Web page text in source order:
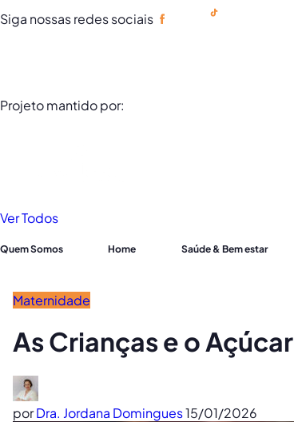
Siga nossas redes sociais
Projeto mantido por:
Ver Todos
Quem Somos Home Saúde & Bem estar
Maternidade
As Crianças e o Açúcar
porDra. Jordana Domingues15/01/2026